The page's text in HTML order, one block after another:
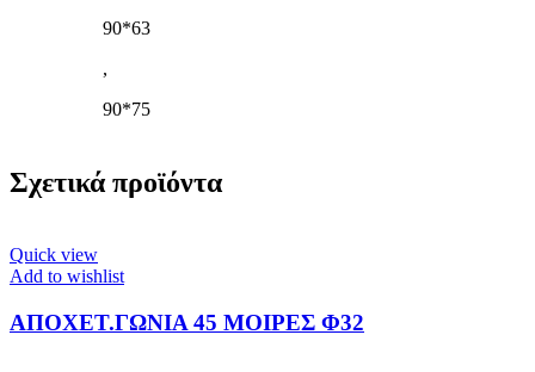
90*63
,
90*75
Σχετικά προϊόντα
Quick view
Add to wishlist
ΑΠΟΧΕΤ.ΓΩΝΙΑ 45 ΜΟΙΡΕΣ Φ32